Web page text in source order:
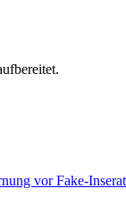
vor Fake-